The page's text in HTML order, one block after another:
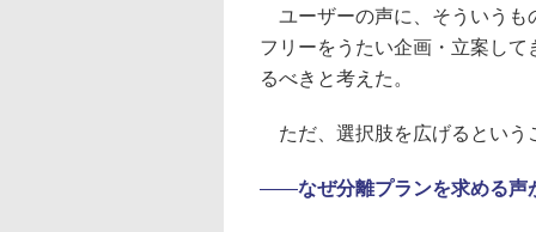
ユーザーの声に、そういうも
フリーをうたい企画・立案し
るべきと考えた。
ただ、選択肢を広げるという
――なぜ分離プランを求める